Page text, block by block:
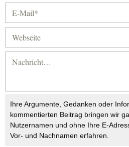
Ihre Argumente, Gedanken oder
kommentierten Beitrag bringen wir
Nutzernamen und ohne Ihre E-
Vor- und Nachnamen erfahren.